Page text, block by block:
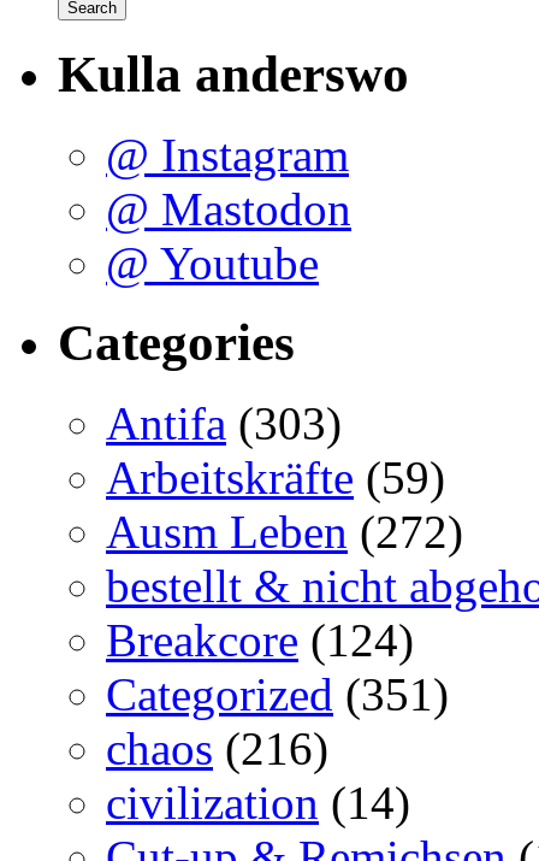
Kulla anderswo
@ Instagram
@ Mastodon
@ Youtube
Categories
Antifa (303)
Arbeitskräfte (59)
Ausm Leben (272)
bestellt & nicht
Breakcore (124)
Categorized (351)
chaos (216)
civilization (14)